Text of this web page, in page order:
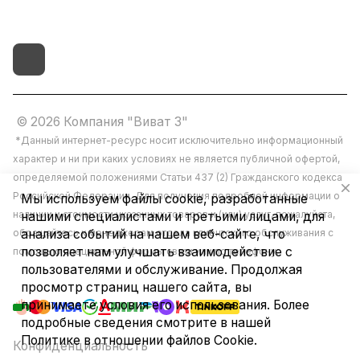
© 2026 Компания "Виват 3"
*Данный интернет-ресурс носит исключительно информационный
характер и ни при каких условиях не является публичной офертой,
определяемой положениями Статьи 437 (2) Гражданского кодекса
Российской Федерации. Для получения подробной информации о
наличии и стоимости указанных товаров и (или) услуг, пожалуйста,
обращайтесь к менеджерам отдела клиентского обслуживания с
помощью специальной формы связи или по телефону.
Конфиденциальность
Мы используем файлы cookie, разработанные
нашими специалистами и третьими лицами, для
анализа событий на нашем веб-сайте, что
позволяет нам улучшать взаимодействие с
пользователями и обслуживание. Продолжая
просмотр страниц нашего сайта, вы
принимаете условия его использования. Более
подробные сведения смотрите в нашей
Политике в отношении файлов Cookie.